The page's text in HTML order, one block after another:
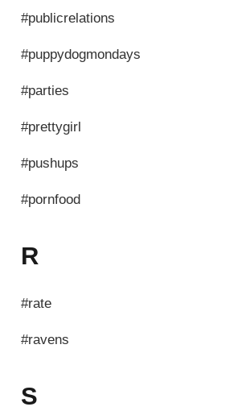
#publicrelations
#puppydogmondays
#parties
#prettygirl
#pushups
#pornfood
R
#rate
#ravens
S